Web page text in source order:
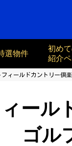
選物件
初め
紹介
フィールドカントリー倶
ール
ゴル